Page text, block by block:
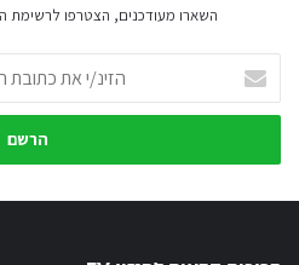
השארו מעודכנים, הצטרפו לרשימת
את
כתובת
שלך